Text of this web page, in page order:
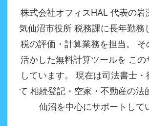
株式会社オフィスHAL 代表の岩
気仙沼市役所 税務課に長年勤務
税の評価・計算業務を担当。 そ
活かした無料計算ツールを この
しています。 現在は司法書士・
て 相続登記・空家・不動産の法
仙沼を中心にサポートして